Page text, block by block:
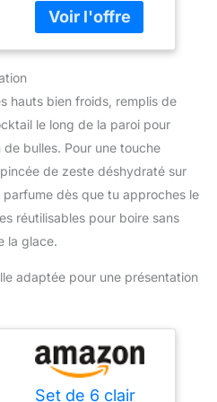
sur glace,
complétez avec du
élégant à la maison.
BOUTEILLE DE 700
RECEVOIR - Une
bouteille permet de
préparer jusqu’à 14
OSCO Tonic,
un bar sans alcool.
trident, pilon, pince
4 pailles en acier
de recettes de
téléchargement. Ce
shaker
professionnel peut
servir de shaker
trois pièces ou de
shaker Boston avec
un verre à cocktail.
𝗥𝗘𝗖𝗘𝗧𝗧𝗘𝗦 𝗗𝗘
margarita, piña
colada, Bloody
Mary ou martini :
au fond du verre
POLYVALENT : idéal
pour cocktails,
de vos apéritifs
créatifs ENTRETIEN
FACILE : il se rince
en un instant après
usage. Toujours
prêt pour la
prochaine tournée
22 cm
hauts bien froids, remplis de
le long de la paroi pour
bulles. Pour une touche
de zeste déshydraté sur
dès que tu approches le
réutilisables pour boire sans
la glace.
adaptée pour une présentation
Set de 6 clair